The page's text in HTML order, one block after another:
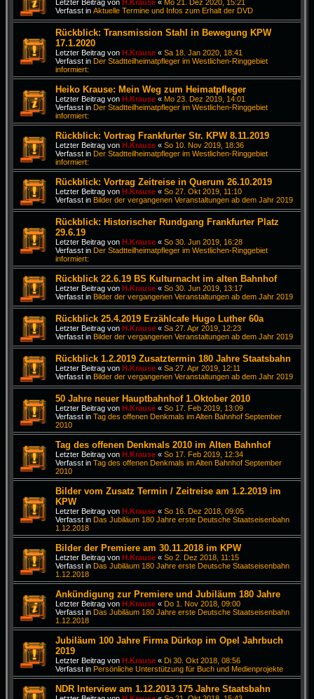
Letzter Beitrag von H.Krause « Mo 21. Dez 2020, 15:21
Verfasst in Aktuelle Termine und Infos zum Erhalt der DVD
Rückblick: Transmission Stahl in Bewegung KPW
17.1.2020
Letzter Beitrag von H.Krause « Sa 18. Jan 2020, 18:41
Verfasst in Der Stadtteilheimatpfleger im Westlichen-Ringgebiet
informiert:
Heiko Krause: Mein Weg zum Heimatpfleger
Letzter Beitrag von H.Krause « Mo 23. Dez 2019, 14:01
Verfasst in Der Stadtteilheimatpfleger im Westlichen-Ringgebiet
informiert:
Rückblick: Vortrag Frankfurter Str. KPW 8.11.2019
Letzter Beitrag von H.Krause « So 10. Nov 2019, 18:36
Verfasst in Der Stadtteilheimatpfleger im Westlichen-Ringgebiet
informiert:
Rückblick: Vortrag Zeitreise in Querum 26.10.2019
Letzter Beitrag von H.Krause « So 27. Okt 2019, 11:10
Verfasst in Bilder der vergangenen Veranstaltungen ab dem Jahr 2019
Rückblick: Historischer Rundgang Frankfurter Platz
29.6.19
Letzter Beitrag von H.Krause « So 30. Jun 2019, 16:28
Verfasst in Der Stadtteilheimatpfleger im Westlichen-Ringgebiet
informiert:
Rückblick 22.6.19 BS Kulturnacht im alten Bahnhof
Letzter Beitrag von H.Krause « So 30. Jun 2019, 13:17
Verfasst in Bilder der vergangenen Veranstaltungen ab dem Jahr 2019
Rückblick 25.4.2019 Erzählcafe Hugo Luther 60a
Letzter Beitrag von H.Krause « Sa 27. Apr 2019, 12:23
Verfasst in Bilder der vergangenen Veranstaltungen ab dem Jahr 2019
Rückblick 1.2.2019 Zusatztermin 180 Jahre Staatsbahn
Letzter Beitrag von H.Krause « Sa 27. Apr 2019, 12:11
Verfasst in Bilder der vergangenen Veranstaltungen ab dem Jahr 2019
50 Jahre neuer Hauptbahnhof 1.Oktober 2010
Letzter Beitrag von H.Krause « So 17. Feb 2019, 13:09
Verfasst in Tag des offenen Denkmals im Alten Bahnhof September
2010
Tag des offenen Denkmals 2010 im Alten Bahnhof
Letzter Beitrag von H.Krause « So 17. Feb 2019, 12:34
Verfasst in Tag des offenen Denkmals im Alten Bahnhof September
2010
Bilder vom Zusatz Termin / Zeitreise am 1.2.2019 im
KPW
Letzter Beitrag von H.Krause « So 16. Dez 2018, 09:05
Verfasst in Das Jubiläum 180 Jahre erste Deutsche Staatseisenbahn
1.12.2018
Bilder der Premiere am 30.11.2018 im KPW
Letzter Beitrag von H.Krause « So 2. Dez 2018, 11:15
Verfasst in Das Jubiläum 180 Jahre erste Deutsche Staatseisenbahn
1.12.2018
Ankündigung zur Premiere und Jubiläum 180 Jahre
Letzter Beitrag von H.Krause « Do 1. Nov 2018, 09:00
Verfasst in Das Jubiläum 180 Jahre erste Deutsche Staatseisenbahn
1.12.2018
Jubiläum 100 Jahre Firma Dürkop im Opel Jahrbuch
2019
Letzter Beitrag von H.Krause « Di 30. Okt 2018, 08:56
Verfasst in Persönliche Unterstützung für Buch und Medienprojekte
NDR Interview am 1.12.2013 175 Jahre Staatsbahn